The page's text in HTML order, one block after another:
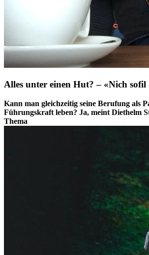
Alles unter einen Hut? – «Nich
Kann man gleichzeitig seine Berufung als
Führungskraft leben? Ja, meint Diethelm
Thema